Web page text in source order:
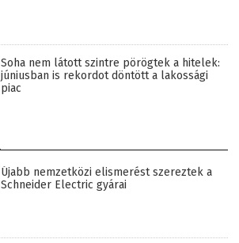
Soha nem látott szintre pörögtek a hitelek:
júniusban is rekordot döntött a lakossági
piac
Újabb nemzetközi elismerést szereztek a
Schneider Electric gyárai